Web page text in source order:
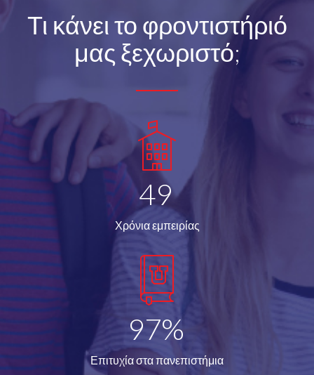
Τι κάνει το φροντιστήριό
μας ξεχωριστό;
49
Χρόνια εμπειρίας
97%
Επιτυχία στα πανεπιστήμια